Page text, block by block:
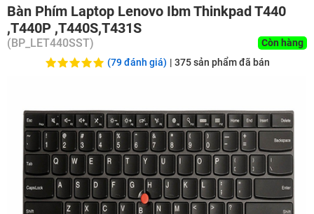
Bàn Phím Laptop Lenovo Ibm Thinkpad T440
,T440P ,T440S,T431S
(BP_LET440SST)
Còn hàng
(79 đánh giá) | 375sản phẩm đã bán